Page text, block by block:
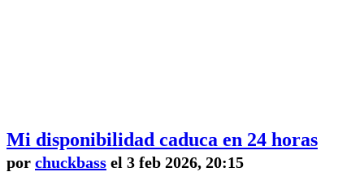
Mi disponibilidad caduca en 24 horas
por chuckbass el 3 feb 2026, 20:15